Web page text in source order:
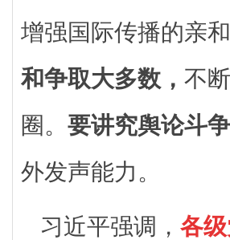
增强国际传播的亲
和争取大多数， 不
圈。 要讲究舆论斗
外发声能力。
习近平强调， 各